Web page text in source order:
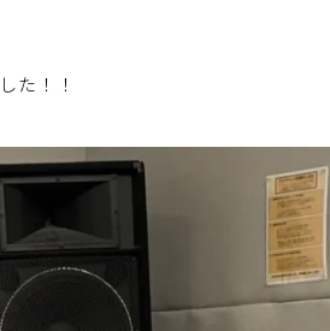
た！！